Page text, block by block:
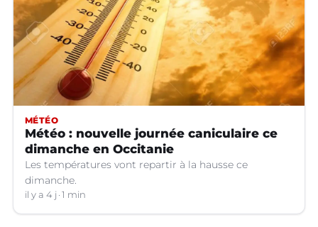
MÉTÉO
Météo : nouvelle journée caniculaire ce
dimanche en Occitanie
Les températures vont repartir à la hausse ce
dimanche.
il y a 4 j 1 min